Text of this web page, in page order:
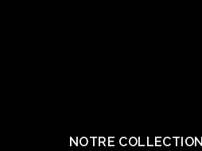
NOTRE COLLECTION